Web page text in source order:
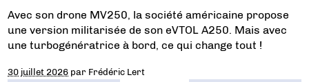
Avec son drone MV250, la société américaine propose
une version militarisée de son eVTOL A250. Mais avec
une turbogénératrice à bord, ce qui change tout !
30 juillet 2026 par Frédéric Lert